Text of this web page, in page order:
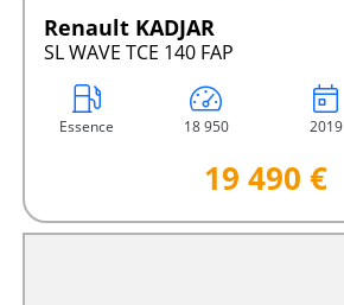
Renault KADJAR
SL WAVE TCE 140 FAP
Essence 18 950 2019
19 490 €